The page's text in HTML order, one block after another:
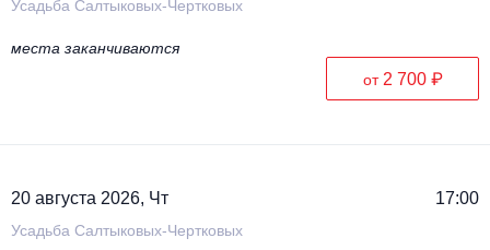
Усадьба Салтыковых-Чертковых
места заканчиваются
от 2 700 ₽
20 августа 2026, Чт 17:00
Усадьба Салтыковых-Чертковых